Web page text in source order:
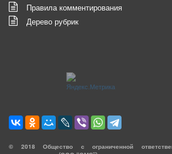
Правила комментирования
Дерево рубрик
© 2018 Общество с ограниченной